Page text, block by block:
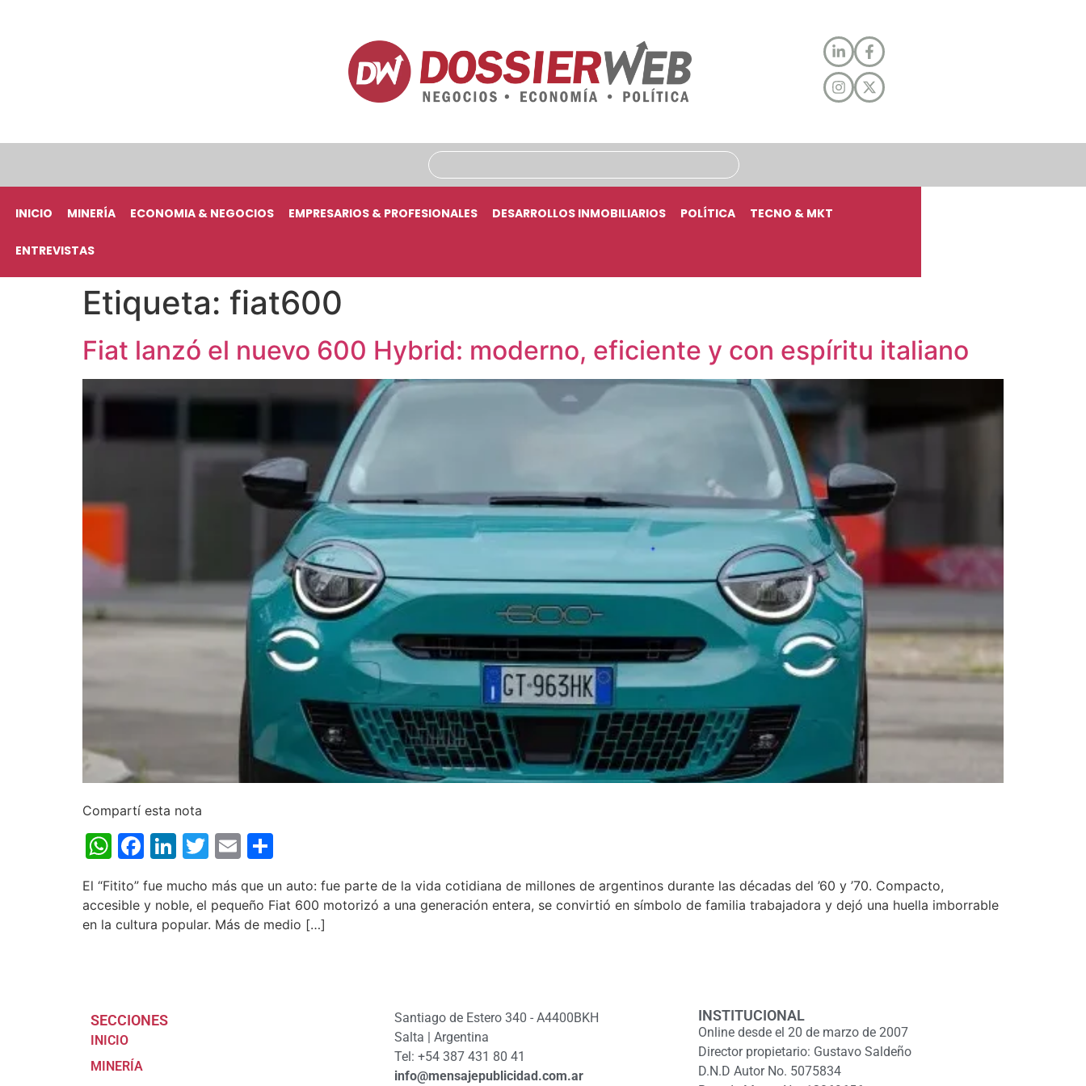
INICIO MINERÍA ECONOMIA & NEGOCIOS EMPRESARIOS & PROFESIONALES DESARROLLOS INMOBILIARIOS POLÍTICA TECNO & MKT
ENTREVISTAS
Etiqueta: fiat600
Fiat lanzó el nuevo 600 Hybrid: moderno, eficiente y con espíritu italiano
Compartí esta nota
WhatsApp
Facebook
LinkedIn
Twitter
Email
El “Fitito” fue mucho más que un auto: fue parte de la vida cotidiana de millones de argentinos durante las décadas del ’60 y ’70. Compacto,
accesible y noble, el pequeño Fiat 600 motorizó a una generación entera, se convirtió en símbolo de familia trabajadora y dejó una huella imborrable
en la cultura popular. Más de medio […]
SECCIONES
INICIO
MINERÍA
Santiago de Estero 340 - A4400BKH
Salta | Argentina
Tel: +54 387 431 80 41
info@mensajepublicidad.com.ar
INSTITUCIONAL
Online desde el 20 de marzo de 2007
Director propietario: Gustavo Saldeño
D.N.D Autor No. 5075834